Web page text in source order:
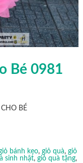
Bé 0981
BÉ
bánh kẹo, giỏ quà, giỏ
sinh nhật, giỏ quà tặng,